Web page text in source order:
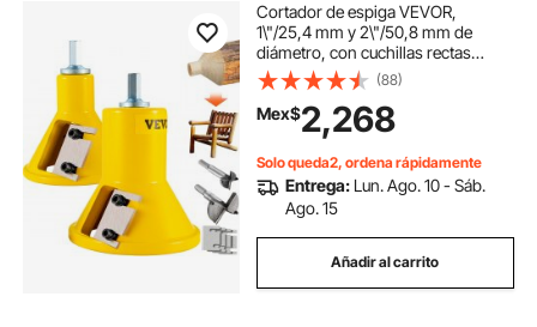
Cortador de espiga VEVOR,
1\"/25,4 mm y 2\"/50,8 mm de
diámetro, con cuchillas rectas
dobles y tornillos de botón, kit
maestro para el hogar, cortador de
muebles de troncos de aluminio y
acero de prim
(88)
Mex$2,268
Solo queda2, ordena rápidamente
Entrega: Lun. Ago. 10 - Sáb.
Ago. 15
Añadir al carrito